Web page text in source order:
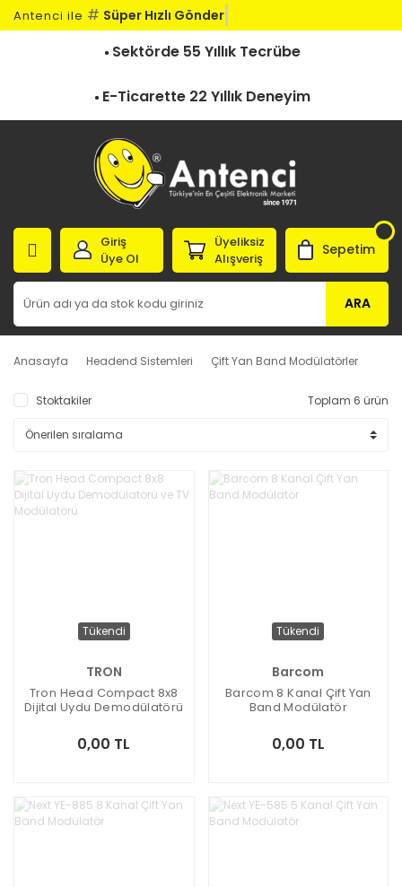
Antenci ile # Süper Hızlı Gönderi
Sektörde 55 Yıllık Tecrübe
E-Ticarette 22 Yıllık Deneyim
ARA
Giriş
Üye Ol
Üyeliksiz
Alışveriş
Sepetim
Anasayfa Headend Sistemleri Çift Yan Band Modülatörler
Stoktakiler Toplam 6 ürün
Tükendi
TRON
Tron Head Compact 8x8
Dijital Uydu Demodülatörü
0,00 TL
Tükendi
Barcom
Barcom 8 Kanal Çift Yan
Band Modülatör
0,00 TL